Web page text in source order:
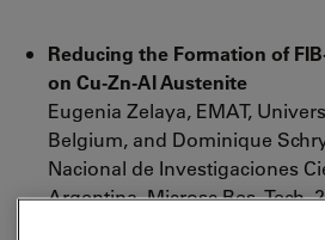
Reducing the Formation of
on Cu-Zn-Al Austenite
Eugenia Zelaya, EMAT,
Belgium, and Dominique
Nacional de Investigaciones
Argentina, Microsc Res. Tech.